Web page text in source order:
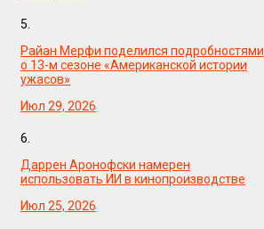
5.
Райан Мерфи поделился подробностями
о 13-м сезоне «Американской истории
ужасов»
Июл 29, 2026
6.
Даррен Аронофски намерен
использовать ИИ в кинопроизводстве
Июл 25, 2026